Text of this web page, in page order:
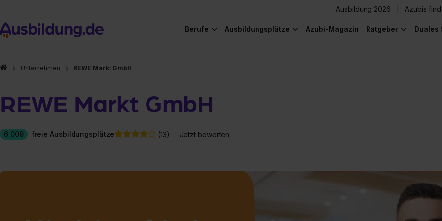
Ausbildung 2026 Azubis
Berufe Ausbildungsplätze Azubi-Magazin Ratgeber Duales
Unternehmen REWE Markt GmbH
REWE Markt GmbH
6.009 freie Ausbildungsplätze (13) Jetzt bewerten